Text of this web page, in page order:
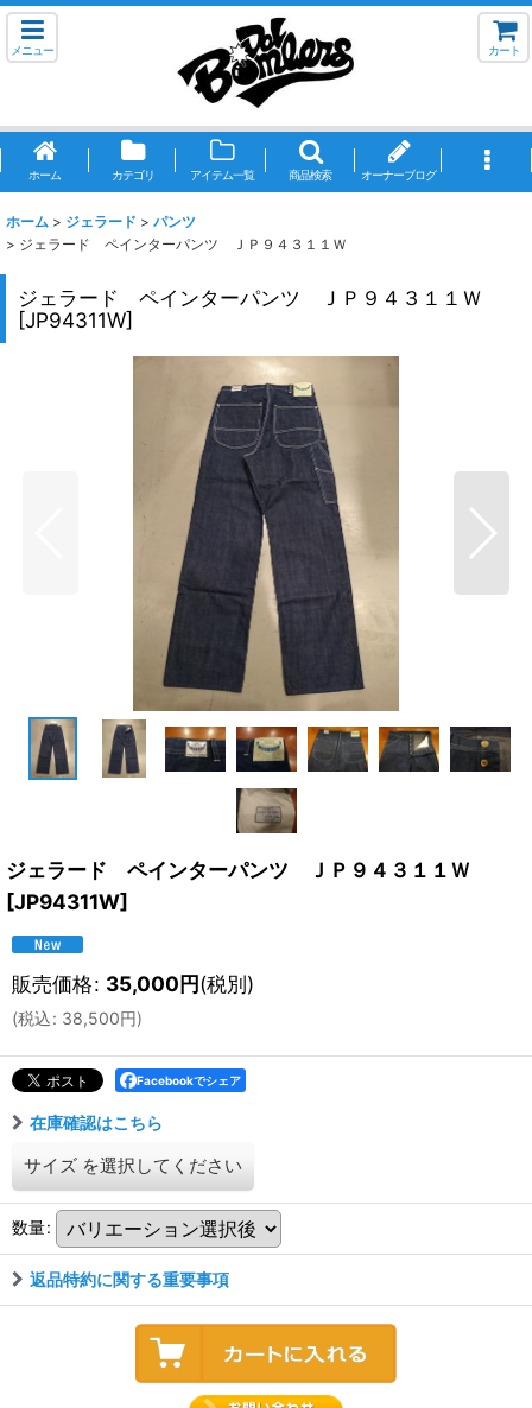
メニュー カート
ホーム カテゴリ アイテム一覧 商品検索 オーナーブログ
ホーム > ジェラード > パンツ
> ジェラード ペインターパンツ ＪＰ９４３１１Ｗ
ジェラード ペインターパンツ ＪＰ９４３１１Ｗ
[JP94311W]
ジェラード ペインターパンツ ＪＰ９４３１１Ｗ
[JP94311W]
販売価格: 35,000円(税別)
(税込: 38,500円)
Facebookでシェア
在庫確認はこちら
サイズ を選択してください
数量:
返品特約に関する重要事項